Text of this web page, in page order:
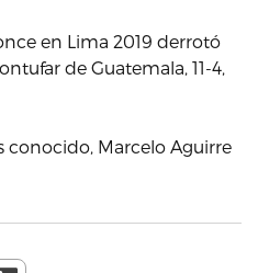
en Lima 2019 derrotó
de Guatemala, 11-4,
conocido, Marcelo Aguirre